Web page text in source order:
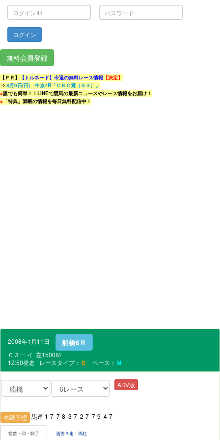
ロ
イ
ン
ID
パ
ス
ワ
無料会員登録
【ＰＲ】 【トルネード】今週の無料レース情報 【決定】
⇒ 8月9日(日) 中京7R「ＣＢＣ賞（Ｇ３）」
※誰でも簡単！！LINEで競馬の最新ニュースやレース情報をお届け！
※ 「特典」満載の情報を毎日無料配信中！
2008年1月11日 船橋6Ｒ
Ｃ３一 イ 左1500Ｍ
12:50発走 レースタイプ： Ｄ ペース： Ｍ
ADV版
本紙予想 馬連 1-7 7-8 3-7 2-7 7-9 4-7
指数・印・騎手 過去３走・馬柱